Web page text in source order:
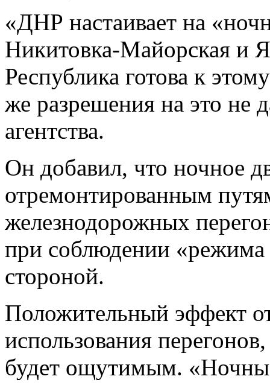
«ДНР настаивает на
Никитовка-Майорская и
Республика готова к
же разрешения на это не
агентства.
Он добавил, что ночное
отремонтированным
железнодорожных
при соблюдении
стороной.
Положительный эффект
использования
будет ощутимым.